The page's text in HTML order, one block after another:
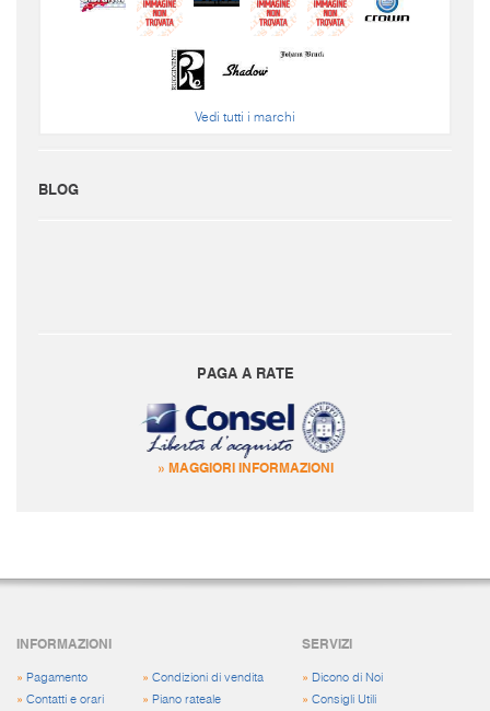
Vedi tutti i marchi
BLOG
PAGA A RATE
» MAGGIORI INFORMAZIONI
INFORMAZIONI
» Pagamento
» Contatti e orari
» Condizioni di vendita
» Piano rateale
SERVIZI
» Dicono di Noi
»Consigli Utili